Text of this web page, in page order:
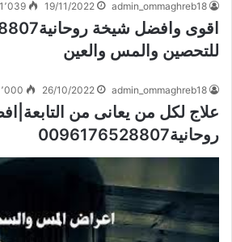
admin_ommaghreb18
19/11/2022 1٬039
للتحصين والمس والعين
admin_ommaghreb18
26/10/2022
علاج لكل من يعانى من
روحانية0096176528807